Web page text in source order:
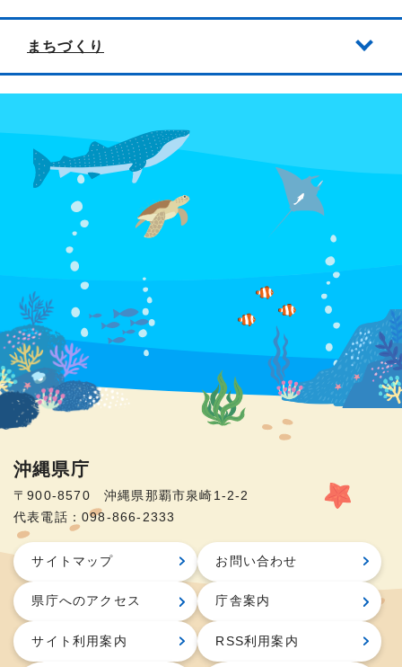
まちづくり
沖縄県庁
〒900-8570 沖縄県那覇市泉崎1-2-2
代表電話：098-866-2333
サイトマップ お問い合わせ
県庁へのアクセス 庁舎案内
サイト利用案内 RSS利用案内